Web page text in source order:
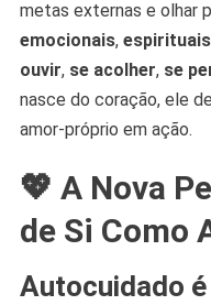
metas externas e olhar
emocionais, espirituais
ouvir, se acolher, se
nasce do coração, ele
amor-próprio em ação.
💖 A Nova
de Si Como
Autocuidado